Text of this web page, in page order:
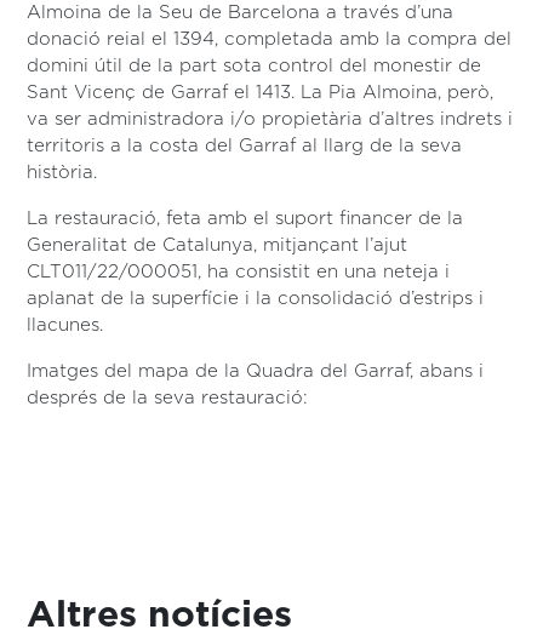
Almoina de la Seu de Barcelona a través d’una
donació reial el 1394, completada amb la compra del
domini útil de la part sota control del monestir de
Sant Vicenç de Garraf el 1413. La Pia Almoina, però,
va ser administradora i/o propietària d’altres indrets i
territoris a la costa del Garraf al llarg de la seva
història.
La restauració, feta amb el suport financer de la
Generalitat de Catalunya, mitjançant l’ajut
CLT011/22/000051, ha consistit en una neteja i
aplanat de la superfície i la consolidació d’estrips i
llacunes.
Imatges del mapa de la Quadra del Garraf, abans i
després de la seva restauració:
Altres notícies